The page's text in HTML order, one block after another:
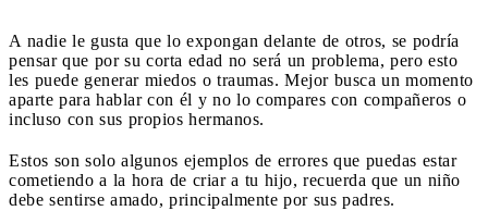
A nadie le gusta que lo expongan delante de otros, se podría
pensar que por su corta edad no será un problema, pero esto
les puede generar miedos o traumas. Mejor busca un momento
aparte para hablar con él y no lo compares con compañeros o
incluso con sus propios hermanos.
Estos son solo algunos ejemplos de errores que puedas estar
cometiendo a la hora de criar a tu hijo, recuerda que un niño
debe sentirse amado, principalmente por sus padres.